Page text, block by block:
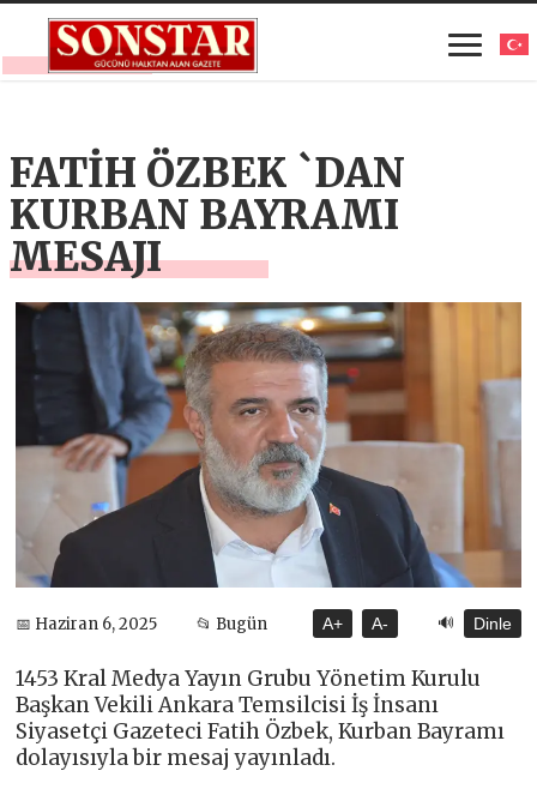
FATİH ÖZBEK `DAN
KURBAN BAYRAMI
MESAJI
📅 Haziran 6, 2025 📂 Bugün A+ A- 🔊 Dinle
1453 Kral Medya Yayın Grubu Yönetim Kurulu
Başkan Vekili Ankara Temsilcisi İş İnsanı
Siyasetçi Gazeteci Fatih Özbek, Kurban Bayramı
dolayısıyla bir mesaj yayınladı.